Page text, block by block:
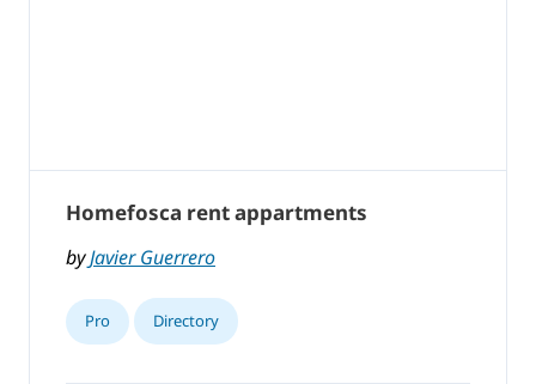
Homefosca rent appartments
byJavier Guerrero
Pro Directory